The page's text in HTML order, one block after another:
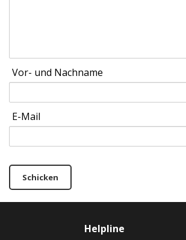
Vor- und Nachname
E-Mail
Schicken
Helpline